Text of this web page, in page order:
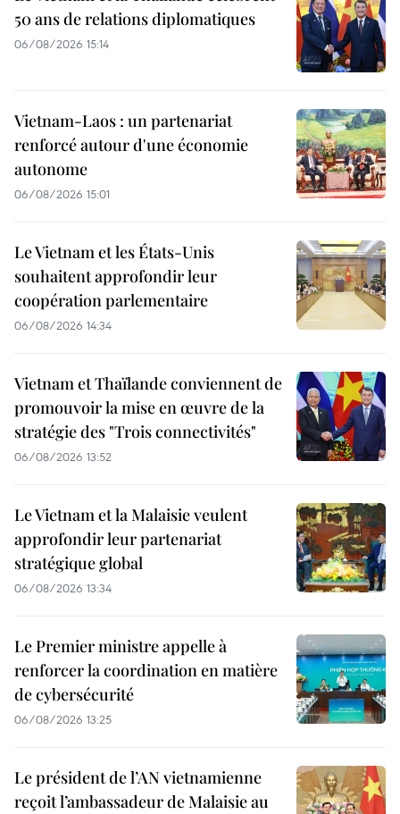
50 ans de relations diplomatiques
06/08/2026 15:14
Vietnam-Laos : un partenariat
renforcé autour d'une économie
autonome
06/08/2026 15:01
Le Vietnam et les États-Unis
souhaitent approfondir leur
coopération parlementaire
06/08/2026 14:34
Vietnam et Thaïlande conviennent de
promouvoir la mise en œuvre de la
stratégie des "Trois connectivités"
06/08/2026 13:52
Le Vietnam et la Malaisie veulent
approfondir leur partenariat
stratégique global
06/08/2026 13:34
Le Premier ministre appelle à
renforcer la coordination en matière
de cybersécurité
06/08/2026 13:25
Le président de l’AN vietnamienne
reçoit l’ambassadeur de Malaisie au